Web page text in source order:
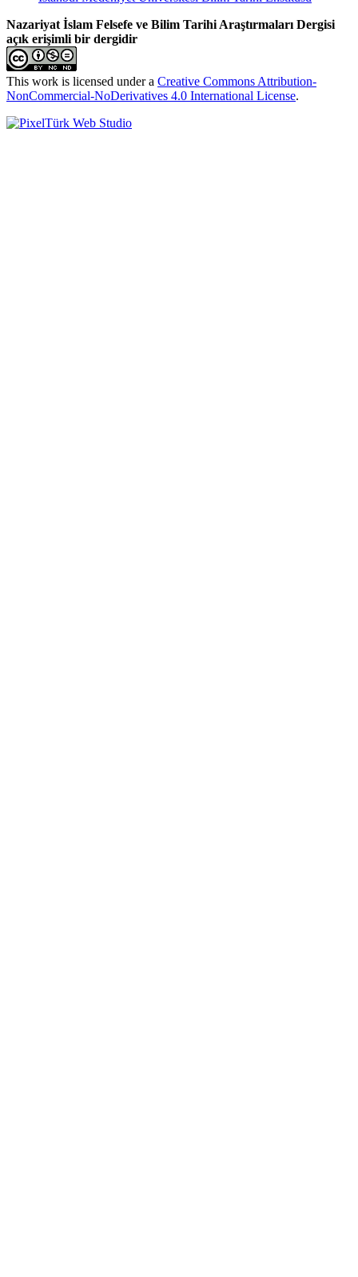
Nazariyat İslam Felsefe ve Bilim Tarihi Araştırmaları Dergisi
açık erişimli bir dergidir
This work is licensed under a Creative Commons Attribution-
NonCommercial-NoDerivatives 4.0 International License.